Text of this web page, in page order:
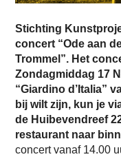
Stichting
concert “Ode aan
Trommel”. Het
Zondagmiddag 17
“Giardino d’Italia”
bij wilt zijn, kun je
de Huibevendreef
restaurant naar
concert vanaf 14.00